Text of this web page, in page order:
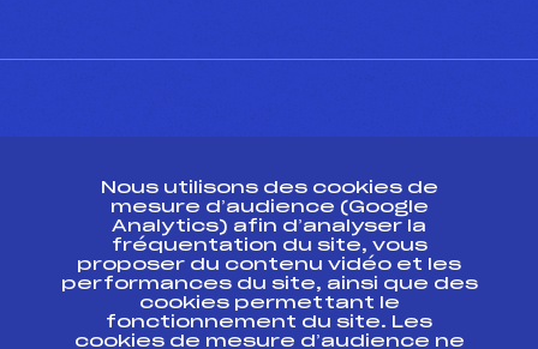
ESPACE PRESSE
Ressources
Pass’Neige
Projet sportif fédéral
Projet de performance fédéral
Nous utilisons des cookies de
mesure d’audience (Google
Analytics) afin d’analyser la
fréquentation du site, vous
proposer du contenu vidéo et les
performances du site, ainsi que des
cookies permettant le
fonctionnement du site. Les
cookies de mesure d’audience ne